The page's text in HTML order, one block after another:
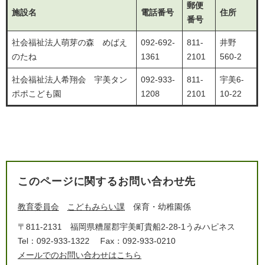
施設名 電話番号
郵便
番号
住所
社会福祉法人萌芽の森 めばえ
のたね
092-692-
1361
811-
2101
井野
560-2
社会福祉法人希翔会 宇美タン
ポポこども園
092-933-
1208
811-
2101
宇美6-
10-22
このページに関するお問い合わせ先
教育委員会 こどもみらい課 保育・幼稚園係
〒811-2131
福岡県糟屋郡宇美町貴船2-28-1うみハピネス
Tel：092-933-1322
Fax：092-933-0210
メールでのお問い合わせはこちら